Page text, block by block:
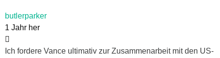
butlerparker
1 Jahr her
Ich fordere Vance ultimativ zur Zusammenarbeit mit den US-